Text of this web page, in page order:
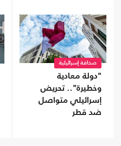
صحافة إسرائيلية
"دولة معادية
وخطيرة".. تحريض
إسرائيلي متواصل
ضد قطر